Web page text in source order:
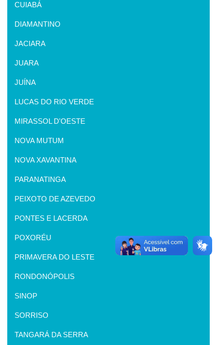
CUIABÁ
DIAMANTINO
JACIARA
JUARA
JUÍNA
LUCAS DO RIO VERDE
MIRASSOL D'OESTE
NOVA MUTUM
NOVA XAVANTINA
PARANATINGA
PEIXOTO DE AZEVEDO
PONTES E LACERDA
POXORÉU
PRIMAVERA DO LESTE
RONDONÓPOLIS
SINOP
SORRISO
TANGARÁ DA SERRA